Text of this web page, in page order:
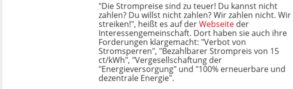
"Die Strompreise sind zu teuer! Du kannst nicht
zahlen? Du willst nicht zahlen? Wir zahlen nicht. Wir
streiken!", heißt es auf derWebseite der
Interessengemeinschaft. Dort haben sie auch ihre
Forderungen klargemacht: "Verbot von
Stromsperren", "Bezahlbarer Strompreis von 15
ct/kWh", "Vergesellschaftung der
"Energieversorgung" und "100% erneuerbare und
dezentrale Energie".